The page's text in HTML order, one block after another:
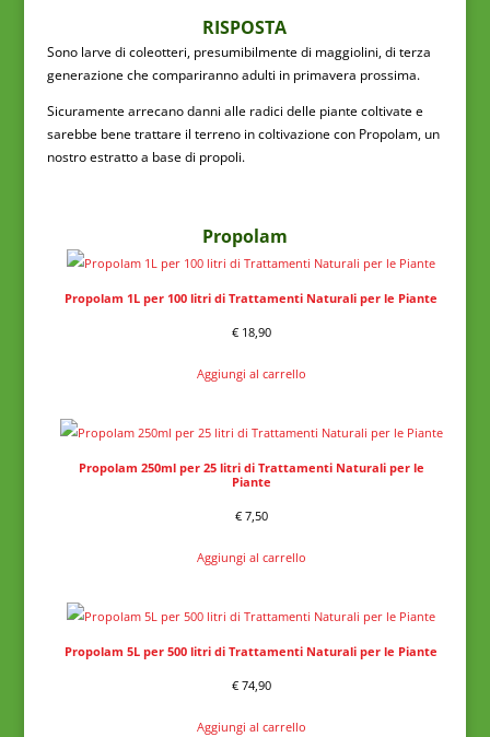
RISPOSTA
Sono larve di coleotteri, presumibilmente di maggiolini, di terza
generazione che compariranno adulti in primavera prossima.
Sicuramente arrecano danni alle radici delle piante coltivate e
sarebbe bene trattare il terreno in coltivazione con Propolam, un
nostro estratto a base di propoli.
Propolam
Propolam 1L per 100 litri di Trattamenti Naturali per le Piante
€18,90
Aggiungi al carrello
Propolam 250ml per 25 litri di Trattamenti Naturali per le
Piante
€7,50
Aggiungi al carrello
Propolam 5L per 500 litri di Trattamenti Naturali per le Piante
€74,90
Aggiungi al carrello